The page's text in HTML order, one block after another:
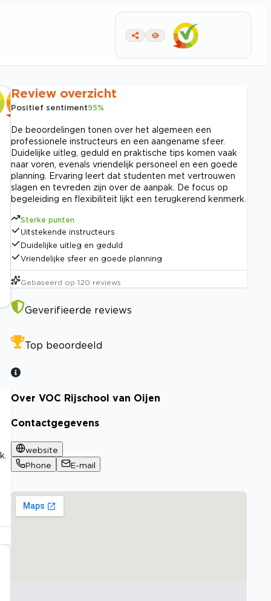
Review overzicht
Positief sentiment95%
De beoordelingen tonen over het algemeen een
professionele instructeurs en een aangename sfeer.
Duidelijke uitleg, geduld en praktische tips komen vaak
naar voren, evenals vriendelijk personeel en een goede
planning. Ervaring leert dat studenten met vertrouwen
slagen en tevreden zijn over de aanpak. De focus op
begeleiding en flexibiliteit lijkt een terugkerend kenmerk.
Sterke punten
Uitstekende instructeurs
Duidelijke uitleg en geduld
Vriendelijke sfeer en goede planning
Gebaseerd op 120 reviews
Geverifieerde reviews
Top beoordeeld
Over VOC Rijschool van Oijen
Contactgegevens
website
Phone
E-mail